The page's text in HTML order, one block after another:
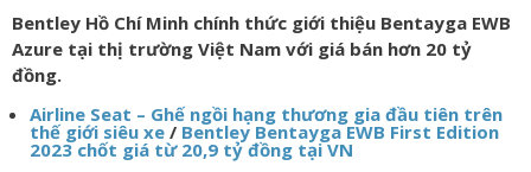
Bentley Hồ Chí Minh chính thức giới thiệu Bentayga EWB
Azure tại thị trường Việt Nam với giá bán hơn 20 tỷ
đồng.
Airline Seat – Ghế ngồi hạng thương gia đầu tiên trên
thế giới siêu xe / Bentley Bentayga EWB First Edition
2023 chốt giá từ 20,9 tỷ đồng tại VN